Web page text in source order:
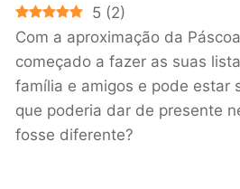
5 (2)
Com a aproximação da
começado a fazer as suas
família e amigos e pode estar
que poderia dar de presente
fosse diferente?